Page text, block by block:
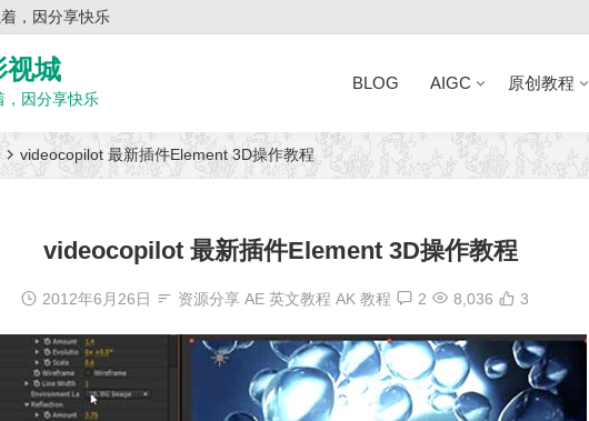
，因分享快乐
视城
，因分享快乐
BLOG AIGC 原创教程
videocopilot 最新插件Element 3D操作教程
videocopilot 最新插件Element 3D操作教程
2012年6月26日 资源分享 AE 英文教程 AK 教程 2 8,036 3